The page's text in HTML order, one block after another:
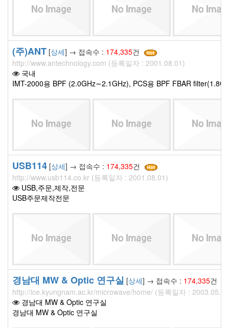
(주)ANT [상세] → 접속수 : 174,335건
http://www.antechnology.com (등록일자 : 2001.08.01)
국내
IMT-2000용 BPF (2.0GHz∼2.1GHz), PCS용 BPF FBAR
USB114 [상세] → 접속수 : 174,335건
http://www.usb114.co.kr (등록일자 : 2001.08.01)
USB,주문,제작,전문
USB주문제작전문
경남대 MW & Optic 연구실 [상세] → 접속수 : 174,335건
http://ice.kyungnam.ac.kr/microwave/home/ (등록일자 :
경남대 MW & Optic 연구실
경남대 MW & Optic 연구실